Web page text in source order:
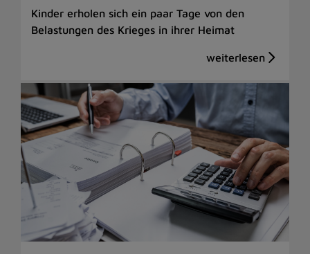
Kinder erholen sich ein paar Tage von den
Belastungen des Krieges in ihrer Heimat